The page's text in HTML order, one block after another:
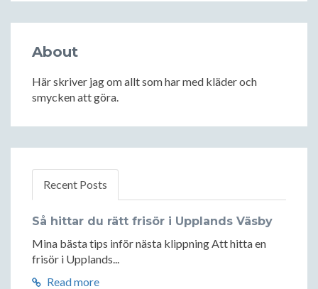
About
Här skriver jag om allt som har med kläder och
smycken att göra.
Recent Posts
Så hittar du rätt frisör i Upplands Väsby
Mina bästa tips inför nästa klippning Att hitta en
frisör i Upplands...
Read more